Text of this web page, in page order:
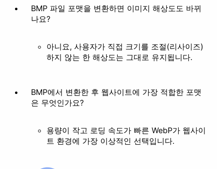
BMP 파일 포맷을 변환하면 이미지 해상도도 바뀌
나요?
아니요, 사용자가 직접 크기를 조절(리사이즈)
하지 않는 한 해상도는 그대로 유지됩니다.
BMP에서 변환한 후 웹사이트에 가장 적합한 포맷
은 무엇인가요?
용량이 작고 로딩 속도가 빠른 WebP가 웹사이
트 환경에 가장 이상적인 선택입니다.